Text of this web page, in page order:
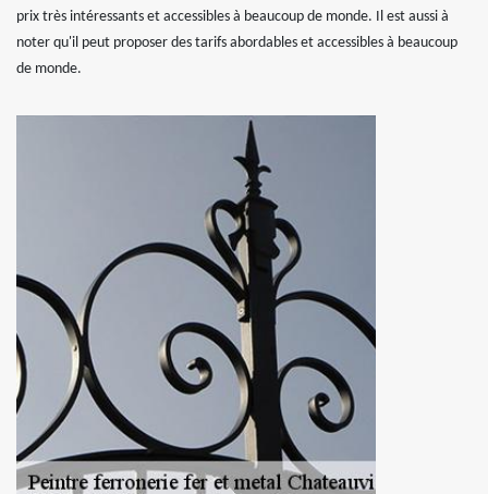
prix très intéressants et accessibles à beaucoup de monde. Il est aussi à
noter qu'il peut proposer des tarifs abordables et accessibles à beaucoup
de monde.